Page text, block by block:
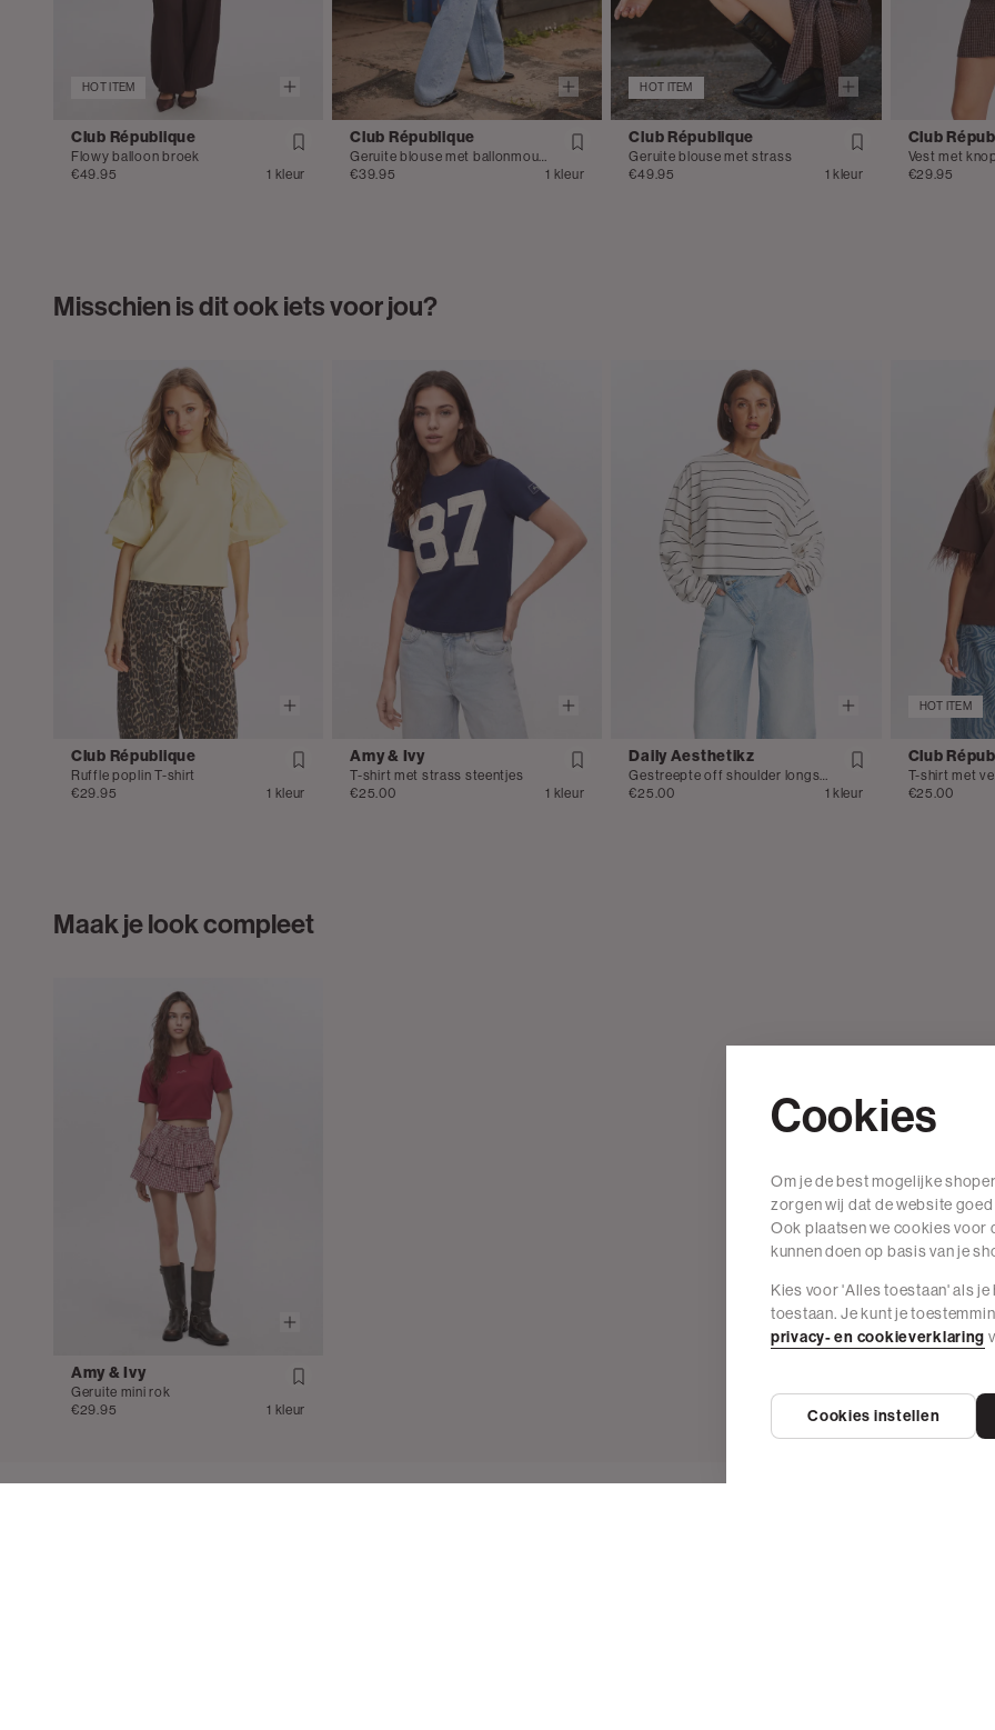
HOT ITEM
Club République
Flowy balloon broek
€49.95
1 kleur
Club République
Geruite blouse met ballonmouwen
€39.95
1 kleur
HOT ITEM
Club République
Geruite blouse met strass
€49.95
1 kleur
Club
Vest met
€29.95
Misschien is dit ook iets voor jou?
Club République
Ruffle poplin T-shirt
€29.95
1 kleur
Amy & Ivy
T-shirt met strass steentjes
€25.00
1 kleur
Daily Aesthetikz
€25.00
1 kleur
HOT ITEM
Club
T-shirt met
€25.00
Maak je look compleet
Amy & Ivy
Geruite mini rok
€29.95
1 kleur
Cookies
Om je de best mogelijke
zorgen wij dat de website
Ook plaatsen we cookies voor
kunnen doen op basis van je
Kies voor 'Alles toestaan' als
toestaan. Je kunt je
privacy- en cookieverklaring
Cookies instellen